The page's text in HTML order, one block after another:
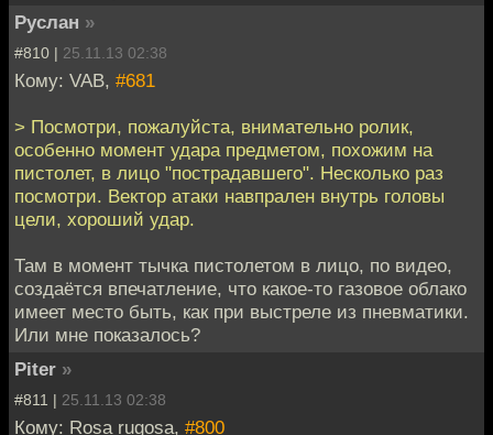
Руслан »
#810 | 25.11.13 02:38
Кому: VAB, #681
> Посмотри, пожалуйста, внимательно ролик,
особенно момент удара предметом, похожим на
пистолет, в лицо "пострадавшего". Несколько раз
посмотри. Вектор атаки навпрален внутрь головы
цели, хороший удар.
Там в момент тычка пистолетом в лицо, по видео,
создаётся впечатление, что какое-то газовое облако
имеет место быть, как при выстреле из пневматики.
Или мне показалось?
Piter »
#811 | 25.11.13 02:38
Кому: Rosa rugosa, #800